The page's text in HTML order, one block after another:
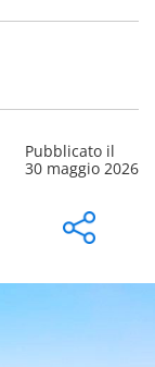
Pubblicato il
30 maggio 2026